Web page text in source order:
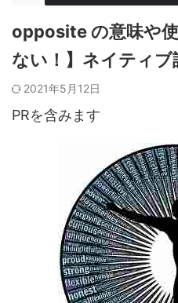
opposite の意味や
ない！】ネイティブ
2021年5月12日
PRを含みます